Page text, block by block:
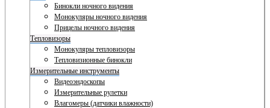
Бинокли ночного видения
Монокуляры ночного видения
Прицелы ночного видения
Тепловизоры
Монокуляры тепловизоры
Тепловизионные бинокли
Измерительные инструменты
Видеоэндоскопы
Измерительные рулетки
Влагомеры (датчики влажности)